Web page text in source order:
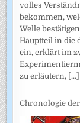
volles
bekommen,
Welle
Hauptteil in die
ein, erklärt im
zu erläutern, [...]
Chronologie